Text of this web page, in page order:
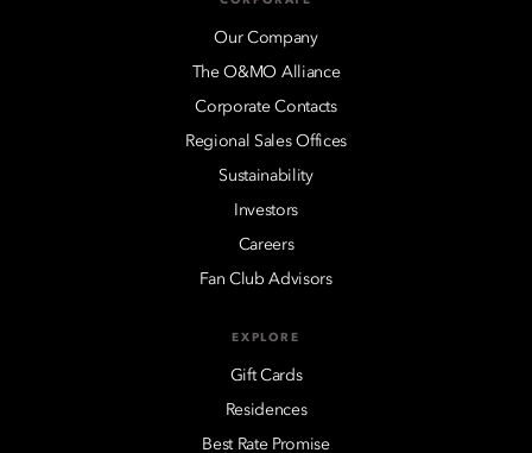
Our Company
The O&MO Alliance
Corporate Contacts
Regional Sales Offices
Sustainability
Investors
Careers
Fan Club Advisors
EXPLORE
Gift Cards
Residences
Best Rate Promise